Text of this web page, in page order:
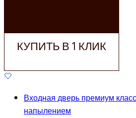
КУПИТЬ В 1 КЛИК
Входная дверь премиум
напылением